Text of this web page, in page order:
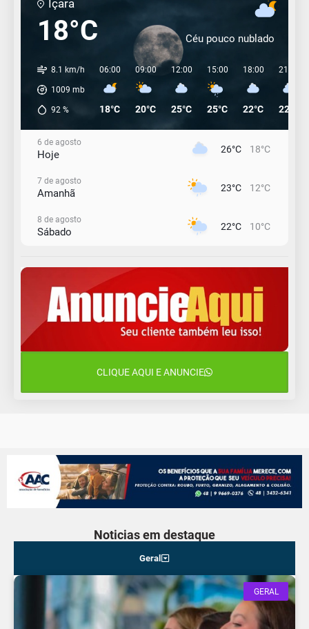
Içara
18°C Céu pouco nublado
8.1 km/h
1009 mb
92 %
06:00
18°C
09:00
20°C
12:00
25°C
15:00
25°C
18:00
22°C
21:00
22°C
6 de agosto
Hoje 26°C 18°C
7 de agosto
Amanhã 23°C 12°C
8 de agosto
Sábado 22°C 10°C
Domingo 16°C 12°C
10 de agosto
Segunda-Feira
CLIQUE AQUI E ANUNCIE
Noticias em destaque
Geral
GERAL